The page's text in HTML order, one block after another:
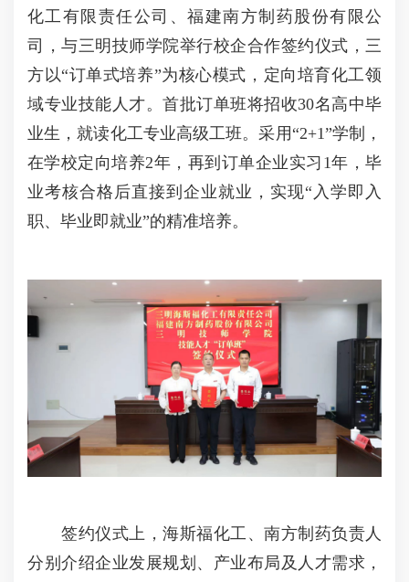
化工有限责任公司、福建南方制药股份有限公
司，与三明技师学院举行校企合作签约仪式，三
方以“订单式培养”为核心模式，定向培育化工领
域专业技能人才。首批订单班将招收30名高中毕
业生，就读化工专业高级工班。采用“2+1”学制，
在学校定向培养2年，再到订单企业实习1年，毕
业考核合格后直接到企业就业，实现“入学即入
职、毕业即就业”的精准培养。
签约仪式上，海斯福化工、南方制药负责人
分别介绍企业发展规划、产业布局及人才需求，